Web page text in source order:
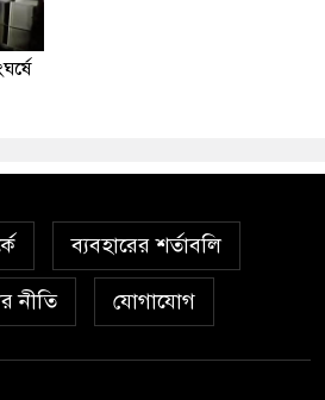
ব্যবহারের শর্তাবলি
নীতি যোগাযোগ